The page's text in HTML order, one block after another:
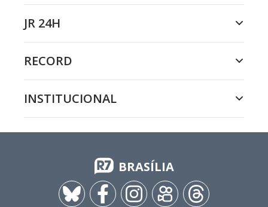
JR 24H
RECORD
INSTITUCIONAL
BRASÍLIA